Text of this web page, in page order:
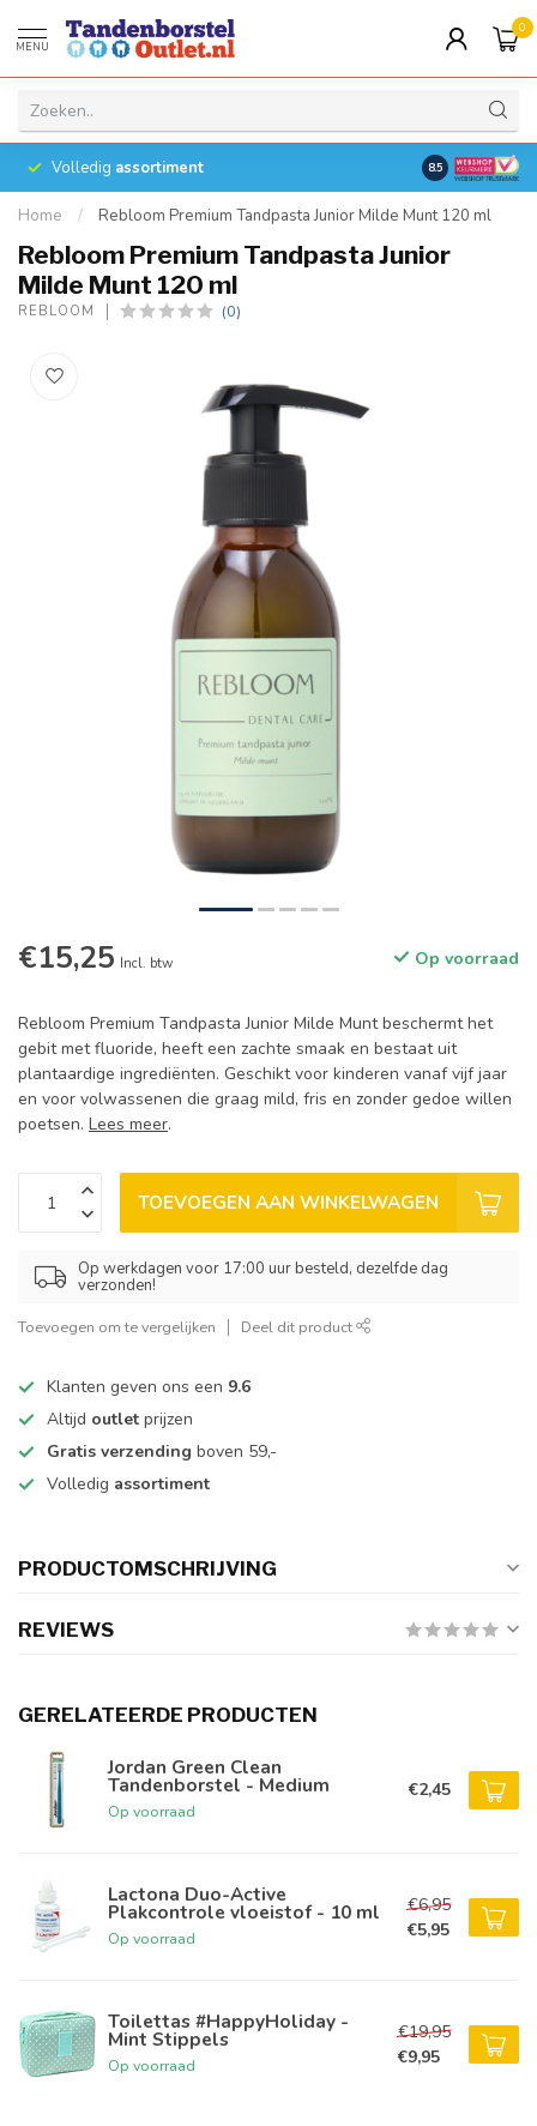
MENU
0
Volledig assortiment 8.5
Home / Rebloom Premium Tandpasta Junior Milde Munt 120 ml
Rebloom Premium Tandpasta Junior
Milde Munt 120 ml
REBLOOM (0)
€15,25 Incl. btw Op voorraad
Rebloom Premium Tandpasta Junior Milde Munt beschermt het
gebit met fluoride, heeft een zachte smaak en bestaat uit
plantaardige ingrediënten. Geschikt voor kinderen vanaf vijf jaar
en voor volwassenen die graag mild, fris en zonder gedoe willen
poetsen. Lees meer.
TOEVOEGEN AAN WINKELWAGEN
Op werkdagen voor 17:00 uur besteld, dezelfde dag
verzonden!
Toevoegen om te vergelijken Deel dit product
Klanten geven ons een 9.6
Altijd outlet prijzen
Gratis verzending boven 59,-
Volledig assortiment
PRODUCTOMSCHRIJVING
REVIEWS
GERELATEERDE PRODUCTEN
Jordan Green Clean
Tandenborstel - Medium
Op voorraad
€2,45
Lactona Duo-Active
Plakcontrole vloeistof - 10 ml
Op voorraad
€6,95
€5,95
Toilettas #HappyHoliday -
Mint Stippels
Op voorraad
€19,95
€9,95